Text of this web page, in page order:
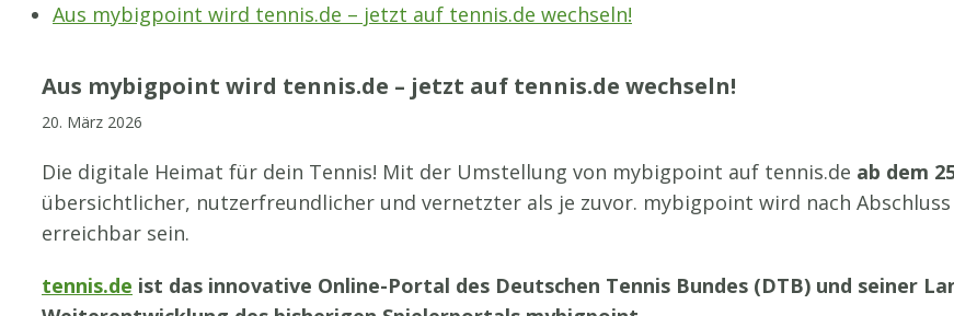
Aus mybigpoint wird tennis.de – jetzt auf tennis.de wechseln!
Aus mybigpoint wird tennis.de – jetzt auf tennis.de wechseln!
20. März 2026
Die digitale Heimat für dein Tennis! Mit der Umstellung von mybigpoint auf tennis.de ab dem
übersichtlicher, nutzerfreundlicher und vernetzter als je zuvor. mybigpoint wird nach
erreichbar sein.
tennis.de ist das innovative Online-Portal des Deutschen Tennis Bundes (DTB) und seiner